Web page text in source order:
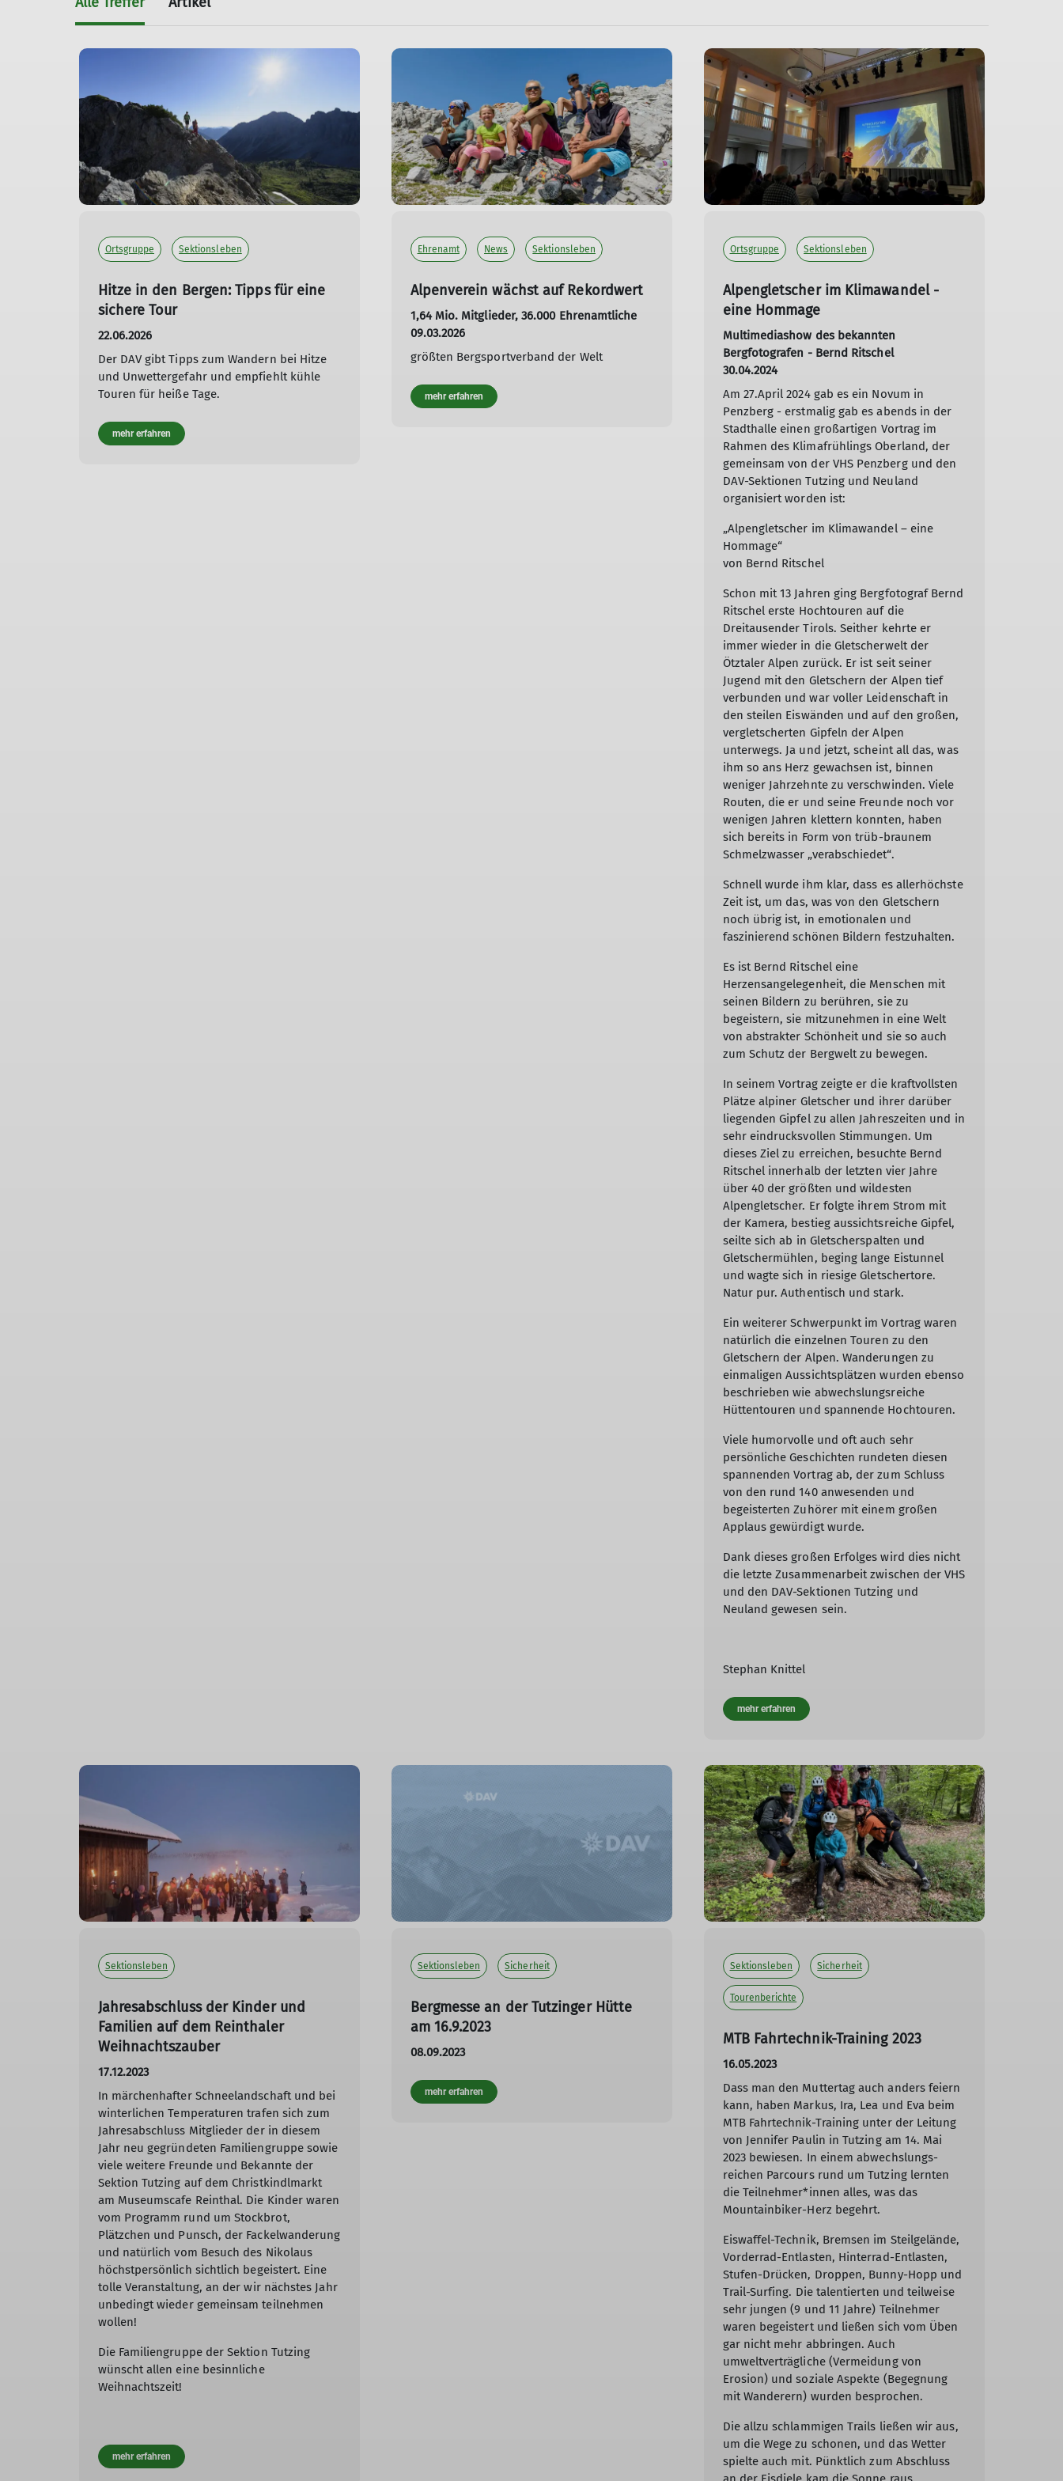
Ortsgruppe Sektionsleben
Hitze in den Bergen: Tipps für eine
sichere Tour
22.06.2026
Der DAV gibt Tipps zum Wandern bei Hitze
und Unwettergefahr und empfiehlt kühle
Touren für heiße Tage.
mehr erfahren
Ehrenamt News Sektionsleben
Alpenverein wächst auf Rekordwert
1,64 Mio. Mitglieder, 36.000 Ehrenamtliche
09.03.2026
größten Bergsportverband der Welt
mehr erfahren
Ortsgruppe Sektionsleben
Alpengletscher im Klimawandel -
eine Hommage
Multimediashow des bekannten
Bergfotografen - Bernd Ritschel
30.04.2024
Am 27.April 2024 gab es ein Novum in
Penzberg - erstmalig gab es abends in der
Stadthalle einen großartigen Vortrag im
Rahmen des Klimafrühlings Oberland, der
gemeinsam von der VHS Penzberg und den
DAV-Sektionen Tutzing und Neuland
organisiert worden ist:
„Alpengletscher im Klimawandel – eine
Hommage“
von Bernd Ritschel
Schon mit 13 Jahren ging Bergfotograf Bernd
Ritschel erste Hochtouren auf die
Dreitausender Tirols. Seither kehrte er
immer wieder in die Gletscherwelt der
Ötztaler Alpen zurück. Er ist seit seiner
Jugend mit den Gletschern der Alpen tief
verbunden und war voller Leidenschaft in
den steilen Eiswänden und auf den großen,
vergletscherten Gipfeln der Alpen
unterwegs. Ja und jetzt, scheint all das, was
ihm so ans Herz gewachsen ist, binnen
weniger Jahrzehnte zu verschwinden. Viele
Routen, die er und seine Freunde noch vor
wenigen Jahren klettern konnten, haben
sich bereits in Form von trüb-braunem
Schmelzwasser „verabschiedet“.
Schnell wurde ihm klar, dass es allerhöchste
Zeit ist, um das, was von den Gletschern
noch übrig ist, in emotionalen und
faszinierend schönen Bildern festzuhalten.
Es ist Bernd Ritschel eine
Herzensangelegenheit, die Menschen mit
seinen Bildern zu berühren, sie zu
begeistern, sie mitzunehmen in eine Welt
von abstrakter Schönheit und sie so auch
zum Schutz der Bergwelt zu bewegen.
In seinem Vortrag zeigte er die kraftvollsten
Plätze alpiner Gletscher und ihrer darüber
liegenden Gipfel zu allen Jahreszeiten und in
sehr eindrucksvollen Stimmungen. Um
dieses Ziel zu erreichen, besuchte Bernd
Ritschel innerhalb der letzten vier Jahre
über 40 der größten und wildesten
Alpengletscher. Er folgte ihrem Strom mit
der Kamera, bestieg aussichtsreiche Gipfel,
seilte sich ab in Gletscherspalten und
Gletschermühlen, beging lange Eistunnel
und wagte sich in riesige Gletschertore.
Natur pur. Authentisch und stark.
Ein weiterer Schwerpunkt im Vortrag waren
natürlich die einzelnen Touren zu den
Gletschern der Alpen. Wanderungen zu
einmaligen Aussichtsplätzen wurden ebenso
beschrieben wie abwechslungsreiche
Hüttentouren und spannende Hochtouren.
Viele humorvolle und oft auch sehr
persönliche Geschichten rundeten diesen
spannenden Vortrag ab, der zum Schluss
von den rund 140 anwesenden und
begeisterten Zuhörer mit einem großen
Applaus gewürdigt wurde.
Dank dieses großen Erfolges wird dies nicht
die letzte Zusammenarbeit zwischen der VHS
und den DAV-Sektionen Tutzing und
Neuland gewesen sein.
Stephan Knittel
mehr erfahren
Sektionsleben
Jahresabschluss der Kinder und
Familien auf dem Reinthaler
Weihnachtszauber
17.12.2023
In märchenhafter Schneelandschaft und bei
winterlichen Temperaturen trafen sich zum
Jahresabschluss Mitglieder der in diesem
Jahr neu gegründeten Familiengruppe sowie
viele weitere Freunde und Bekannte der
Sektion Tutzing auf dem Christkindlmarkt
am Museumscafe Reinthal. Die Kinder waren
vom Programm rund um Stockbrot,
Plätzchen und Punsch, der Fackelwanderung
und natürlich vom Besuch des Nikolaus
höchstpersönlich sichtlich begeistert. Eine
tolle Veranstaltung, an der wir nächstes Jahr
unbedingt wieder gemeinsam teilnehmen
wollen!
Die Familiengruppe der Sektion Tutzing
wünscht allen eine besinnliche
Weihnachtszeit!
mehr erfahren
Sektionsleben Sicherheit
Bergmesse an der Tutzinger Hütte
am 16.9.2023
08.09.2023
mehr erfahren
Sektionsleben Sicherheit
Tourenberichte
MTB Fahrtechnik-Training 2023
16.05.2023
Dass man den Muttertag auch anders feiern
kann, haben Markus, Ira, Lea und Eva beim
MTB Fahrtechnik-Training unter der Leitung
von Jennifer Paulin in Tutzing am 14. Mai
2023 bewiesen. In einem abwechslungs-
reichen Parcours rund um Tutzing lernten
die Teilnehmer*innen alles, was das
Mountainbiker-Herz begehrt.
Eiswaffel-Technik, Bremsen im Steilgelände,
Vorderrad-Entlasten, Hinterrad-Entlasten,
Stufen-Drücken, Droppen, Bunny-Hopp und
Trail-Surfing. Die talentierten und teilweise
sehr jungen (9 und 11 Jahre) Teilnehmer
waren begeistert und ließen sich vom Üben
gar nicht mehr abbringen. Auch
umweltverträgliche (Vermeidung von
Erosion) und soziale Aspekte (Begegnung
mit Wanderern) wurden besprochen.
Die allzu schlammigen Trails ließen wir aus,
um die Wege zu schonen, und das Wetter
spielte auch mit. Pünktlich zum Abschluss